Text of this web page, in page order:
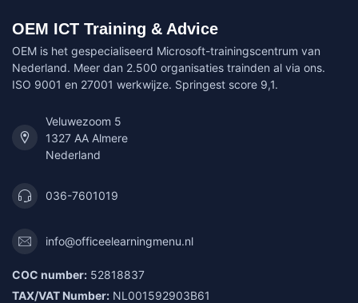
OEM ICT Training & Advice
OEM is het gespecialiseerd Microsoft-trainingscentrum van
Nederland. Meer dan 2.500 organisaties trainden al via ons.
ISO 9001 en 27001 werkwijze. Springest score 9,1.
Veluwezoom 5
1327 AA Almere
Nederland
036-7601019
info@officeelearningmenu.nl
COC number: 52818837
TAX/VAT Number: NL001592903B61